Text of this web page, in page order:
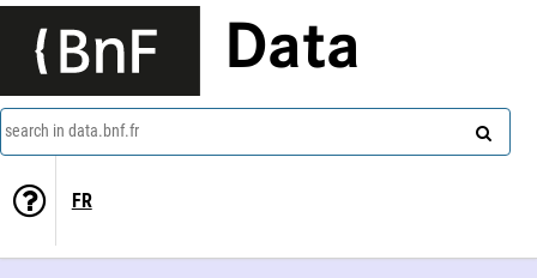
Data
search in data.bnf.fr
FR